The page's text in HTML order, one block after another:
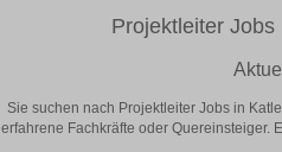
Projektleiter
Sie suchen nach Projektleiter Jobs in
erfahrene Fachkräfte oder Quereinsteiger.